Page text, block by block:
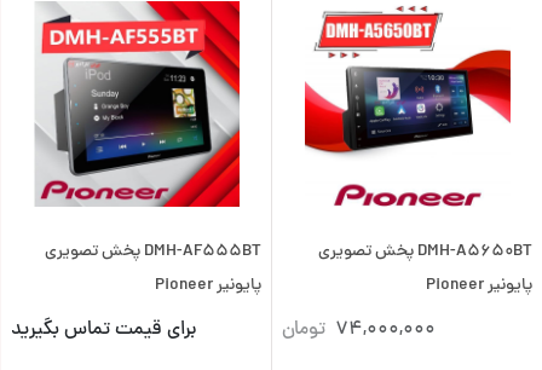
DMH-A5650BT پخش تصویری
پایونیر Pioneer
74,000,000 تومان
DMH-AF555BT پخش تصویری
پایونیر Pioneer
برای قیمت تماس بگیرید